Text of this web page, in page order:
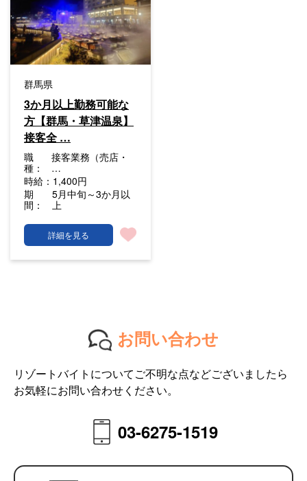
群馬県
3か月以上勤務可能な
方【群馬・草津温泉】
接客全 …
職
種：
接客業務（売店・
…
時給： 1,400円
期
間：
5月中旬～3か月以
上
詳細を見る
お問い合わせ
リゾートバイトについてご不明な点などございましたら
お気軽にお問い合わせください。
03-6275-1519